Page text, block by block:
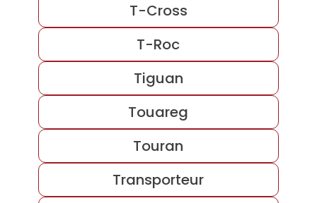
T-Cross
T-Roc
Tiguan
Touareg
Touran
Transporteur